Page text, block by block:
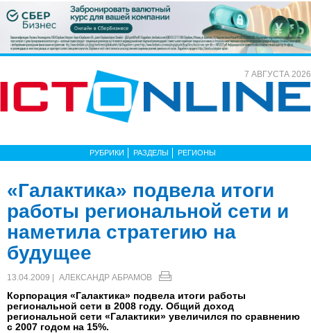
7 АВГУСТА 2026
РУБРИКИ РАЗДЕЛЫ РЕГИОНЫ
«Галактика» подвела итоги
работы региональной сети и
наметила стратегию на
будущее
13.04.2009 | АЛЕКСАНДР АБРАМОВ
Корпорация «Галактика» подвела итоги работы
региональной сети в 2008 году. Общий доход
региональной сети «Галактики» увеличился по сравнению
с 2007 годом на 15%.